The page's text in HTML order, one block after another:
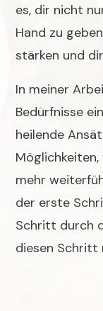
es, dir nicht
Hand zu
stärken und
In meiner
Bedürfnisse
heilende
mehr
der erste
Schritt durch
diesen Schritt